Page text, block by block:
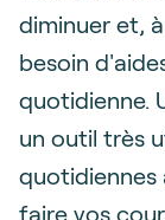
diminuer et,
besoin
quotidienne.
un outil très
quotidiennes
faire vos